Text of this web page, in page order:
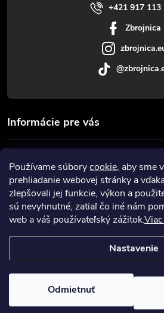
Používame súborycookie, aby sme
prehliadanie webovej stránky a
zlepšovali jej funkcie, výkon a
sú nevyhnutné, zatiaľ čo iné nám
web a váš používateľský zážitok.
Nastavenie
Odmietnuť
Informácie pre vás
Prijímame online platby
+421 917 113
Zbrojnica
cookies